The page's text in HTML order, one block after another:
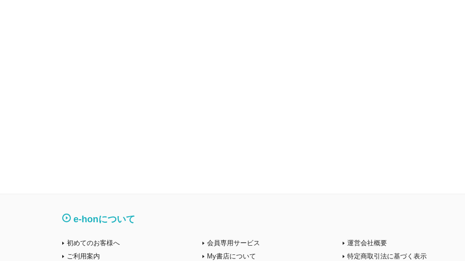
e-honについて
初めてのお客様へ
ご利用案内
会員専用サービス
My書店について
運営会社概要
特定商取引法に基づく表示